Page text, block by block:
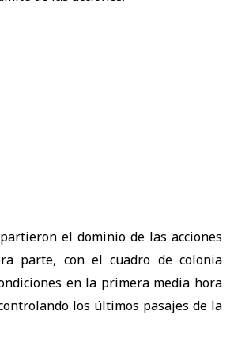
el dominio de las acciones
parte, con el cuadro de colonia
en la primera media hora
los últimos pasajes de la